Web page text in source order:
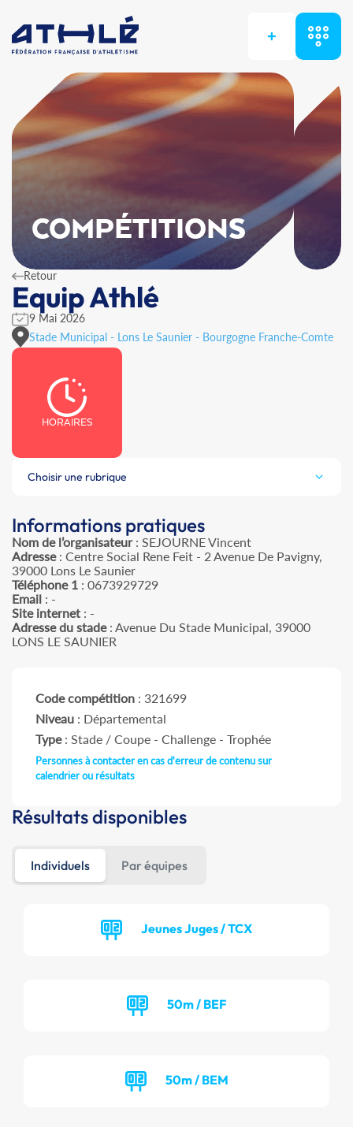
+
COMPÉTITIONS
Retour
Equip Athlé
9 Mai 2026
Stade Municipal - Lons Le Saunier - Bourgogne Franche-Comte
HORAIRES
Choisir une rubrique
Informations pratiques
Nom de l’organisateur: SEJOURNE Vincent
Adresse: Centre Social Rene Feit - 2 Avenue De Pavigny,
39000 Lons Le Saunier
Téléphone 1 : 0673929729
Email : -
Site internet : -
Adresse du stade: Avenue Du Stade Municipal, 39000
LONS LE SAUNIER
Code compétition : 321699
Niveau : Départemental
Type: Stade / Coupe - Challenge - Trophée
Personnes à contacter en cas d'erreur de contenu sur
calendrier ou résultats
Résultats disponibles
Individuels Par équipes
Jeunes Juges / TCX
50m / BEF
50m / BEM